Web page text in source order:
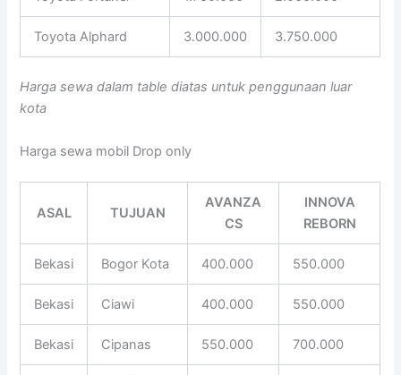
Toyota Alphard 3.000.000 3.750.000
Harga sewa dalam table diatas untuk penggunaan luar
kota
Harga sewa mobil Drop only
ASAL TUJUAN
AVANZA
CS
INNOVA
REBORN
Bekasi Bogor Kota 400.000 550.000
Bekasi Ciawi 400.000 550.000
Bekasi Cipanas 550.000 700.000